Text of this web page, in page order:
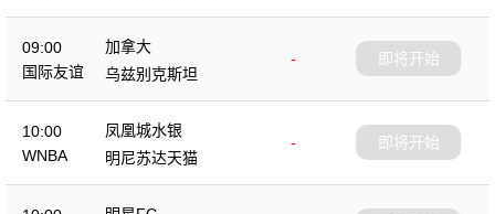
09:00
国际友谊
加拿大
-
乌兹别克斯坦
即将开始
10:00
WNBA
凤凰城水银
-
明尼苏达天猫
即将开始